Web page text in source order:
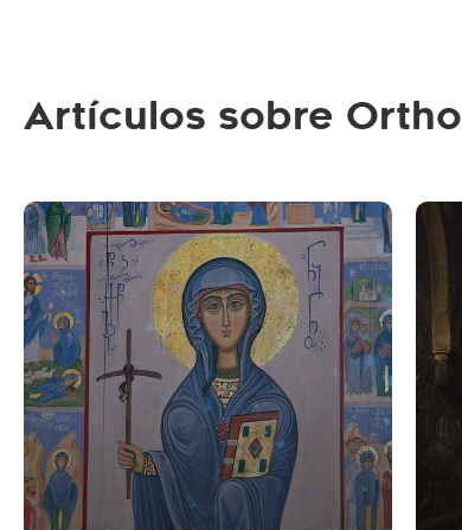
Artículos sobre